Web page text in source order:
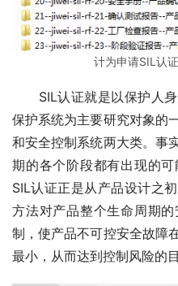
计为申请SIL认
SIL认证就是以保护人身
保护系统为主要研究对象的
和安全控制系统两大类。事
期的各个阶段都有出现的
SIL认证正是从产品设计之
方法对产品整个生命周期
制，使产品不可控安全故障
最小，从而达到控制风险的目